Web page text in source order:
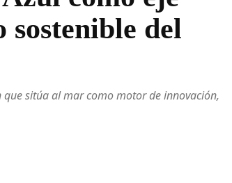
sostenible del
sitúa al mar como motor de innovación,